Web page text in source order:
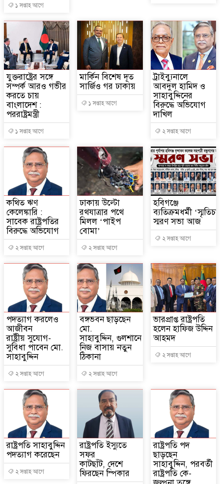
১ সপ্তাহ আগে
যুক্তরাষ্ট্রের সঙ্গে
সম্পর্ক আরও গভীর
করতে চায়
বাংলাদেশ :
পররাষ্ট্রমন্ত্রী
১ সপ্তাহ আগে
মার্কিন বিশেষ দূত
সার্জিও গর ঢাকায়
১ সপ্তাহ আগে
ট্রাইব্যুনালে
আবদুল হামিদ ও
সাহাবুদ্দিনের
বিরুদ্ধে অভিযোগ
দাখিল
২ সপ্তাহ আগে
কথিত ঋণ
কেলেঙ্কারি :
সাবেক রাষ্ট্রপতির
বিরুদ্ধে অভিযোগ
২ সপ্তাহ আগে
ঢাকায় উল্টো
রথযাত্রার পথে
মিলল ‘পাইপ
বোমা’
২ সপ্তাহ আগে
হবিগঞ্জে
ব্যতিক্রমধর্মী
স্মরণ সভা আজ
২ সপ্তাহ আগে
পদত্যাগ করলেও
আজীবন
রাষ্ট্রীয় সুযোগ-
সুবিধা পাবেন মো.
সাহাবুদ্দিন
২ সপ্তাহ আগে
বঙ্গভবন ছাড়ছেন
মো.
সাহাবুদ্দিন, গুলশানে
নিজ বাসায় নতুন
ঠিকানা
২ সপ্তাহ আগে
ভারপ্রাপ্ত রাষ্ট্রপতি
হলেন হাফিজ উদ্দিন
আহমদ
২ সপ্তাহ আগে
রাষ্ট্রপতি সাহাবুদ্দিন
পদত্যাগ করেছেন
২ সপ্তাহ আগে
রাষ্ট্রপতি ইস্যুতে
সফর
কাটছাঁট, দেশে
ফিরছেন স্পিকার
রাষ্ট্রপতি পদ
ছাড়ছেন
সাহাবুদ্দিন, পরবর্তী
রাষ্ট্রপতি কে-